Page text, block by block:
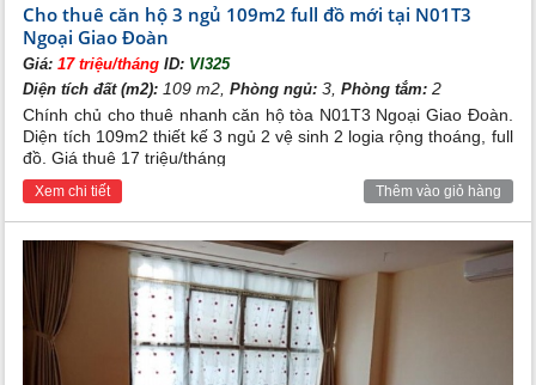
Cho thuê căn hộ 3 ngủ 109m2 full đồ mới tại N01T3
Ngoại Giao Đoàn
Giá:17 triệu/thángID: VI325
Diện tích đất (m2): 109 m2,Phòng ngủ: 3,Phòng tắm: 2
Chính chủ cho thuê nhanh căn hộ tòa N01T3 Ngoại Giao Đoàn.
Diện tích 109m2 thiết kế 3 ngủ 2 vệ sinh 2 logia rộng thoáng, full
đồ. Giá thuê 17 triệu/tháng
Xem chi tiết Thêm vào giỏ hàng